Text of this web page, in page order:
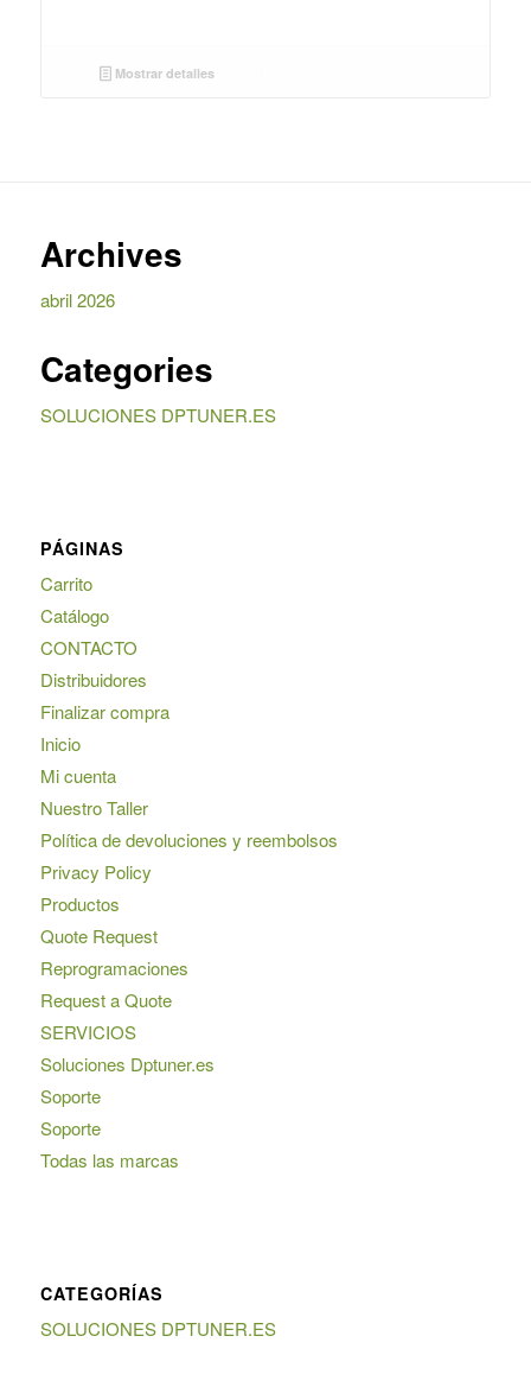
Mostrar detalles
Archives
abril 2026
Categories
SOLUCIONES DPTUNER.ES
PÁGINAS
Carrito
Catálogo
CONTACTO
Distribuidores
Finalizar compra
Inicio
Mi cuenta
Nuestro Taller
Política de devoluciones y reembolsos
Privacy Policy
Productos
Quote Request
Reprogramaciones
Request a Quote
SERVICIOS
Soluciones Dptuner.es
Soporte
Soporte
Todas las marcas
CATEGORÍAS
SOLUCIONES DPTUNER.ES